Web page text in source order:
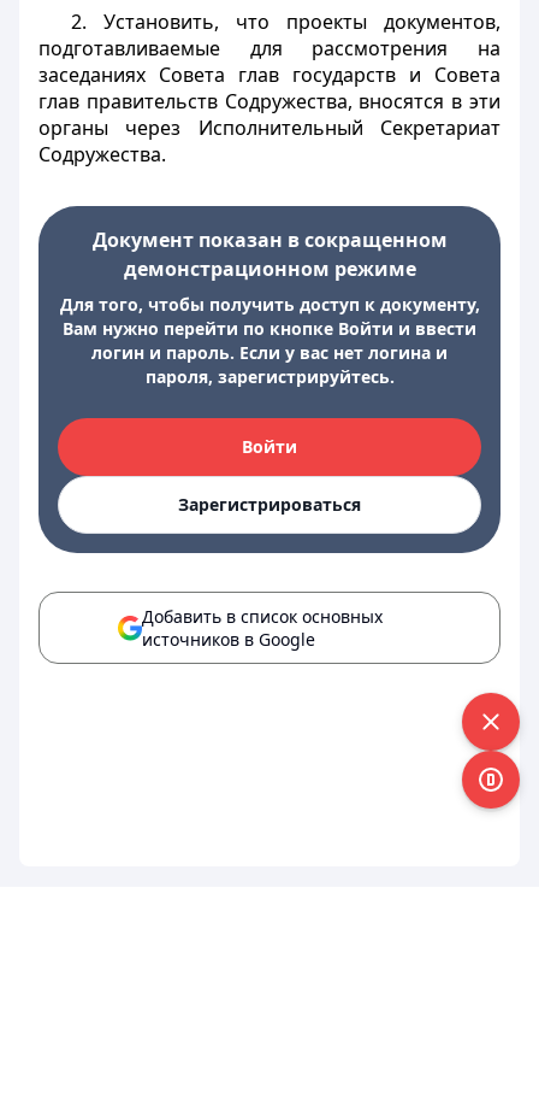
2. Установить, что проекты документов,
подготавливаемые для рассмотрения на
заседаниях Совета глав государств и Совета
глав правительств Содружества, вносятся в эти
органы через Исполнительный Секретариат
Содружества.
Документ показан в сокращенном
демонстрационном режиме
Для того, чтобы получить доступ к документу,
Вам нужно перейти по кнопке Войти и ввести
логин и пароль. Если у вас нет логина и
пароля, зарегистрируйтесь.
Войти
Зарегистрироваться
Добавить в список основных
источников в Google